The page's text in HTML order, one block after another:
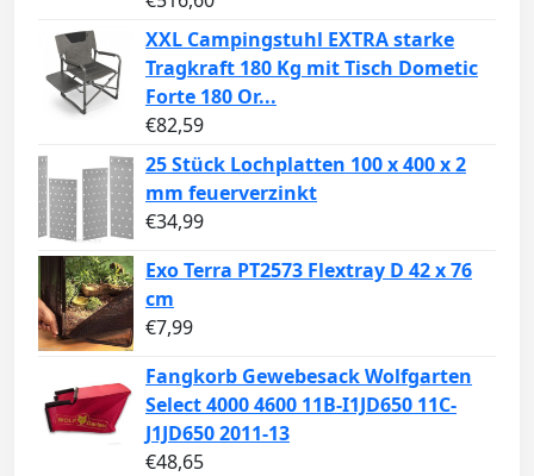
XXL Campingstuhl EXTRA starke
Tragkraft 180 Kg mit Tisch Dometic
Forte 180 Or...
€82,59
25 Stück Lochplatten 100 x 400 x 2
mm feuerverzinkt
€34,99
Exo Terra PT2573 Flextray D 42 x 76
cm
€7,99
Fangkorb Gewebesack Wolfgarten
Select 4000 4600 11B-I1JD650 11C-
J1JD650 2011-13
€48,65